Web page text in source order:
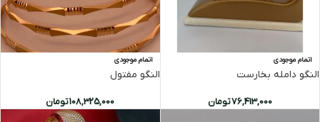
اتمام موجودی
النگو دامله بخارست
76,413,000تومان
اتمام موجودی
النگو مفتول
108,325,000تومان